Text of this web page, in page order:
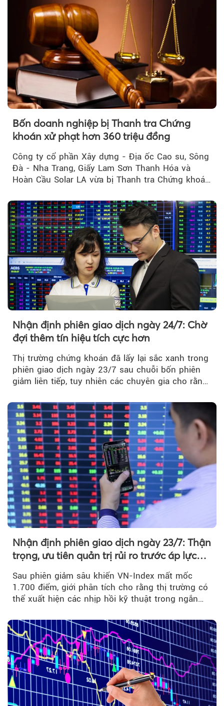
Bốn doanh nghiệp bị Thanh tra Chứng
khoán xử phạt hơn 360 triệu đồng
Công ty cổ phần Xây dựng - Địa ốc Cao su, Sông
Đà - Nha Trang, Giấy Lam Sơn Thanh Hóa và
Hoàn Cầu Solar LA vừa bị Thanh tra Chứng khoán
do vi phạm quy định về công bố thông tin trên
thị trường chứng khoán.
Nhận định phiên giao dịch ngày 24/7: Chờ
đợi thêm tín hiệu tích cực hơn
Thị trường chứng khoán đã lấy lại sắc xanh trong
phiên giao dịch ngày 23/7 sau chuỗi bốn phiên
giảm liên tiếp, tuy nhiên các chuyên gia cho rằng
Nhận định phiên giao dịch ngày 23/7: Thận
trọng, ưu tiên quản trị rủi ro trước áp lực
Sau phiên giảm sâu khiến VN-Index mất mốc
1.700 điểm, giới phân tích cho rằng thị trường có
thể xuất hiện các nhịp hồi kỹ thuật trong ngắn